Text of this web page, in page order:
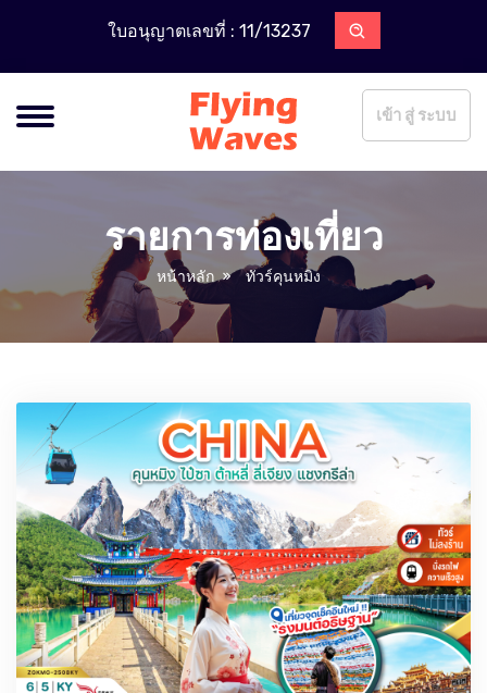
ใบอนุญาตเลขที่ : 11/13237
เข้า สู่ ระบบ
รายการท่องเที่ยว
หน้าหลัก ทัวร์คุนหมิง